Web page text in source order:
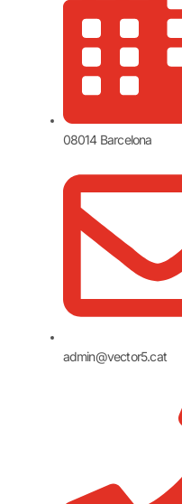
08014 Barcelona
admin@vector5.cat